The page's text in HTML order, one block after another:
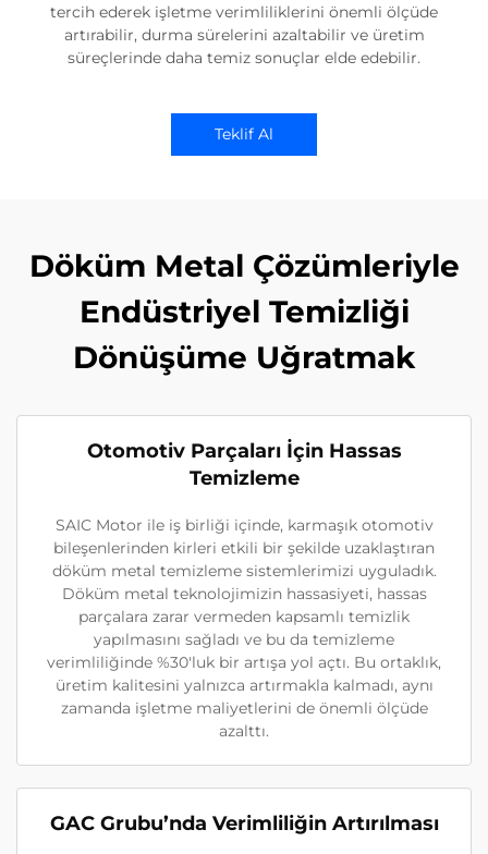
tercih ederek işletme verimliliklerini önemli ölçüde
artırabilir, durma sürelerini azaltabilir ve üretim
süreçlerinde daha temiz sonuçlar elde edebilir.
Teklif Al
Döküm Metal Çözümleriyle
Endüstriyel Temizliği
Dönüşüme Uğratmak
Otomotiv Parçaları İçin Hassas
Temizleme
SAIC Motor ile iş birliği içinde, karmaşık otomotiv
bileşenlerinden kirleri etkili bir şekilde uzaklaştıran
döküm metal temizleme sistemlerimizi uyguladık.
Döküm metal teknolojimizin hassasiyeti, hassas
parçalara zarar vermeden kapsamlı temizlik
yapılmasını sağladı ve bu da temizleme
verimliliğinde %30'luk bir artışa yol açtı. Bu ortaklık,
üretim kalitesini yalnızca artırmakla kalmadı, aynı
zamanda işletme maliyetlerini de önemli ölçüde
azalttı.
GAC Grubu’nda Verimliliğin Artırılması